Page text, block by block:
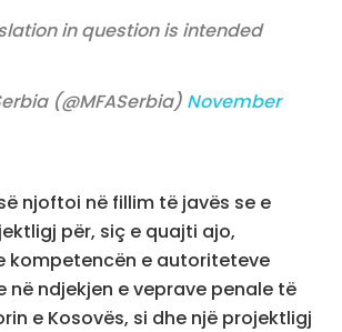
in question is intended
(@MFASerbia) November
njoftoi në fillim të javës se e
për, siç e quajti ajo,
kompetencën e autoriteteve
në ndjekjen e veprave penale të
e Kosovës, si dhe një projektligj